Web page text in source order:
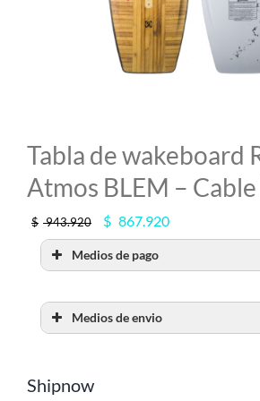
Tabla de wakeboard
Atmos BLEM –
$ 943.920
El
precio
original
era:
$ 867.920El
precio
es:
Medios de pago
Medios de envio
Shipnow